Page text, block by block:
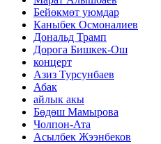
Бейөкмөт уюмдар
Каныбек Осмоналиев
Дональд Трамп
Дорога Бишкек-Ош
концерт
Азиз Турсунбаев
Абак
айлык акы
Бөдөш Мамырова
Чолпон-Ата
Асылбек Жээнбеков